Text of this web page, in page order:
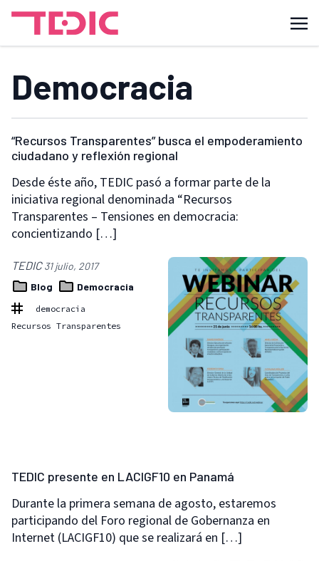
Democracia
“Recursos Transparentes” busca el empoderamiento
ciudadano y reflexión regional
Desde éste año, TEDIC pasó a formar parte de la
iniciativa regional denominada “Recursos
Transparentes – Tensiones en democracia:
concientizando […]
TEDIC31 julio, 2017
Blog
Democracia
democracia
Recursos Transparentes
TEDIC presente en LACIGF10 en Panamá
Durante la primera semana de agosto, estaremos
participando del Foro regional de Gobernanza en
Internet (LACIGF10) que se realizará en […]